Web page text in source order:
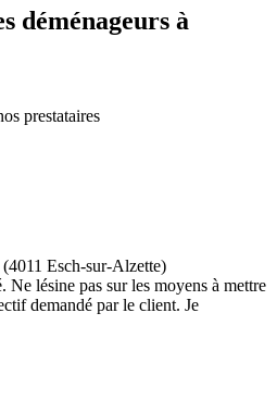
déménageurs à
prestataires
(4011 Esch-sur-Alzette)
Ne lésine pas sur les moyens à mettre
demandé par le client. Je